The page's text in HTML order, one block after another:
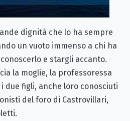
dignità che lo ha sempre
un vuoto immenso a chi ha
e stargli accanto.
la moglie, la professoressa
i due figli, anche loro conosciuti
del foro di Castrovillari,